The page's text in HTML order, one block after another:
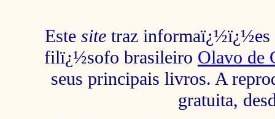
Este site traz informaï¿½ï¿½es
filï¿½sofo brasileiro Olavo de
seus principais livros. A
gratuita,